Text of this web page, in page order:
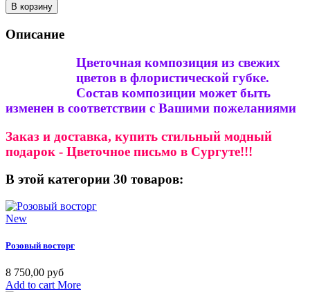
В корзину
Описание
Цветочная композиция из свежих
цветов в флористической губке.
Состав композиции может быть
изменен в соответствии с Вашими пожеланиями
Заказ и доставка, купить стильный модный
подарок - Цветочное письмо в Сургуте!!!
В этой категории 30 товаров:
New
Розовый восторг
8 750,00 руб
Add to cart More